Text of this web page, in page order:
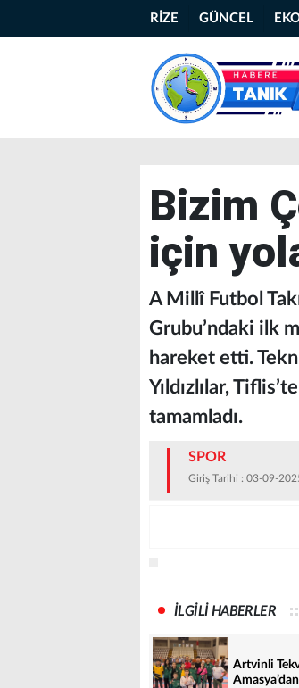
RİZE GÜNCEL
Bizim
için
A Millî Futbol
Grubu’ndaki ilk
hareket etti.
Yıldızlılar,
tamamladı.
SPOR
Giriş Tarihi : 03-09-
İLGİLİ HABERLER
Artvinli